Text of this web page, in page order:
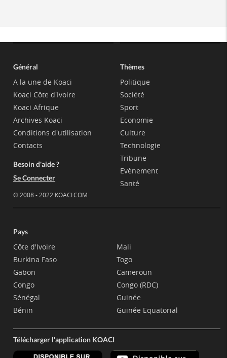
Général
A la une de Koaci
Koaci Côte d'Ivoire
Koaci Afrique
Archives Koaci
Conditions d'utilisation
Contacts
Besoin d'aide ?
Se Connecter
© 2008 - 2022 KOACI.COM
Thèmes
Politique
Société
Sport
Economie
Culture
Technologie
Tribune
Evènement
Santé
Pays
Côte d'Ivoire
Burkina Faso
Gabon
Congo
Sénégal
Bénin
Mali
Togo
Cameroun
Congo (RDC)
Guinée
Guinée Equatorial
Télécharger l'application KOACI